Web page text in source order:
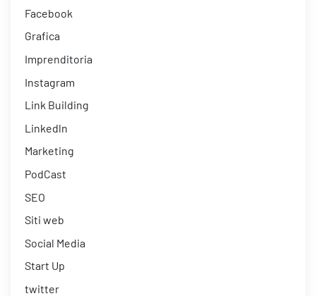
Facebook
Grafica
Imprenditoria
Instagram
Link Building
Linkedln
Marketing
PodCast
SEO
Siti web
Social Media
Start Up
twitter